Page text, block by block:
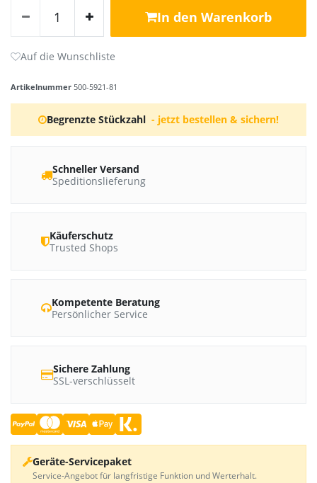
In den Warenkorb
Artikelnummer 500-5921-81
Begrenzte Stückzahl - jetzt bestellen & sichern!
Schneller Versand
Speditionslieferung
Käuferschutz
Trusted Shops
Kompetente Beratung
Persönlicher Service
Sichere Zahlung
SSL-verschlüsselt
Geräte-Servicepaket
Service-Angebot für langfristige Funktion und Werterhalt.